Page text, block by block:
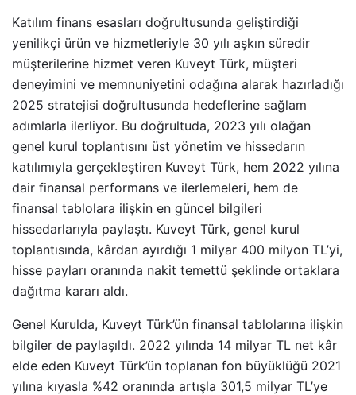
Katılım finans esasları doğrultusunda geliştirdiği
yenilikçi ürün ve hizmetleriyle 30 yılı aşkın süredir
müşterilerine hizmet veren Kuveyt Türk, müşteri
deneyimini ve memnuniyetini odağına alarak hazırladığı
2025 stratejisi doğrultusunda hedeflerine sağlam
adımlarla ilerliyor. Bu doğrultuda, 2023 yılı olağan
genel kurul toplantısını üst yönetim ve hissedarın
katılımıyla gerçekleştiren Kuveyt Türk, hem 2022 yılına
dair finansal performans ve ilerlemeleri, hem de
finansal tablolara ilişkin en güncel bilgileri
hissedarlarıyla paylaştı. Kuveyt Türk, genel kurul
toplantısında, kârdan ayırdığı 1 milyar 400 milyon TL’yi,
hisse payları oranında nakit temettü şeklinde ortaklara
dağıtma kararı aldı.
Genel Kurulda, Kuveyt Türk’ün finansal tablolarına ilişkin
bilgiler de paylaşıldı. 2022 yılında 14 milyar TL net kâr
elde eden Kuveyt Türk’ün toplanan fon büyüklüğü 2021
yılına kıyasla %42 oranında artışla 301,5 milyar TL’ye